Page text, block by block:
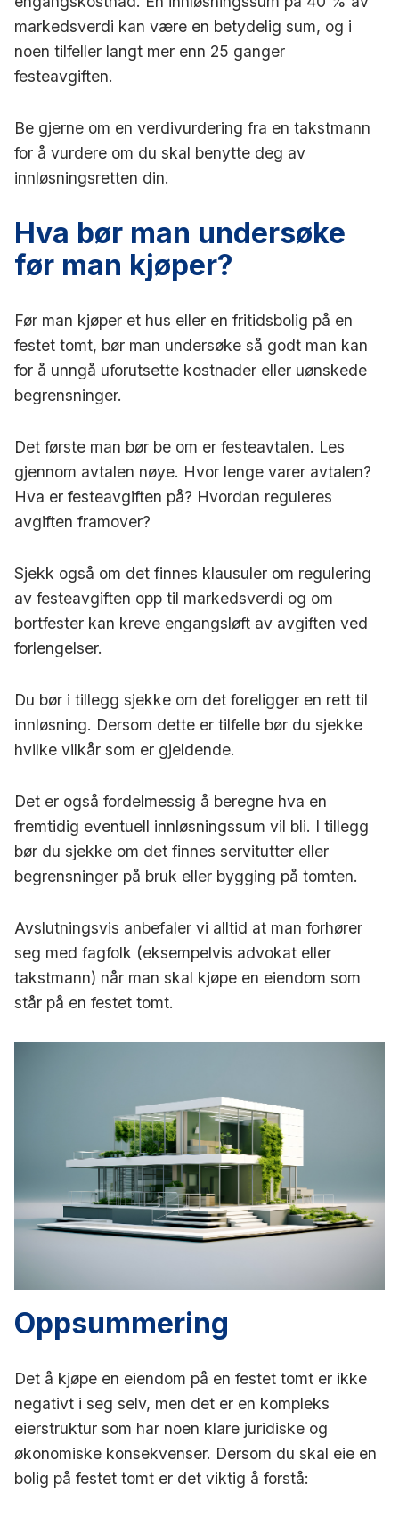
markedsverdi kan være en betydelig sum, og i
noen tilfeller langt mer enn 25 ganger
festeavgiften.
Be gjerne om en verdivurdering fra en takstmann
for å vurdere om du skal benytte deg av
innløsningsretten din.
Hva bør man undersøke
før man kjøper?
Før man kjøper et hus eller en fritidsbolig på en
festet tomt, bør man undersøke så godt man kan
for å unngå uforutsette kostnader eller uønskede
begrensninger.
Det første man bør be om er festeavtalen. Les
gjennom avtalen nøye. Hvor lenge varer avtalen?
Hva er festeavgiften på? Hvordan reguleres
avgiften framover?
Sjekk også om det finnes klausuler om regulering
av festeavgiften opp til markedsverdi og om
bortfester kan kreve engangsløft av avgiften ved
forlengelser.
Du bør i tillegg sjekke om det foreligger en rett til
innløsning. Dersom dette er tilfelle bør du sjekke
hvilke vilkår som er gjeldende.
Det er også fordelmessig å beregne hva en
fremtidig eventuell innløsningssum vil bli. I tillegg
bør du sjekke om det finnes servitutter eller
begrensninger på bruk eller bygging på tomten.
Avslutningsvis anbefaler vi alltid at man forhører
seg med fagfolk (eksempelvis advokat eller
takstmann) når man skal kjøpe en eiendom som
står på en festet tomt.
Oppsummering
Det å kjøpe en eiendom på en festet tomt er ikke
negativt i seg selv, men det er en kompleks
eierstruktur som har noen klare juridiske og
økonomiske konsekvenser. Dersom du skal eie en
bolig på festet tomt er det viktig å forstå: